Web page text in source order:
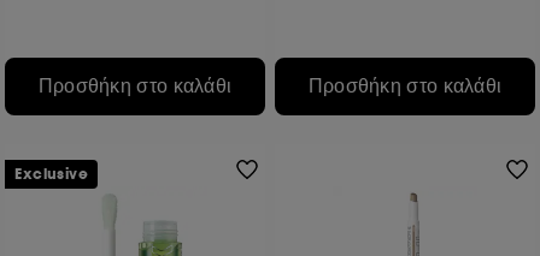
Προσθήκη στο καλάθι Προσθήκη στο καλάθι
Exclusive